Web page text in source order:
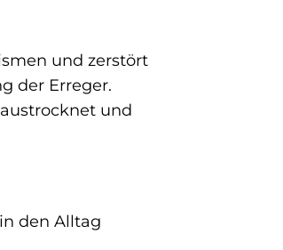
und zerstört
der Erreger.
und
den Alltag